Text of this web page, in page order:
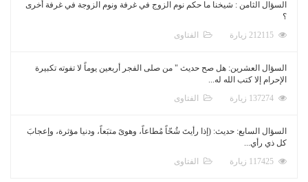
السؤال الثامن : شيخنا ما حكم نوم الزوج في غرفة ونوم الزوجة في غرفة أخرى
؟
الفتاوى
السؤال العشرين: هل صح حديث " من صلى الفجر أربعين يوماً لا تفوته تكبيرة
الإحرام إلا كتب الله له...
الفتاوى
السؤال السابع: حديث: (إذا رأيتَ شُحّاً مُطاعاً، وهوىً متبَعاً، ودنيا مؤثرة، وإعجابَ
كل ذي رأي...
الفتاوى